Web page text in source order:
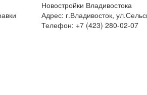
Новостройки Владивостока
Адрес: г.Владивосток,
Телефон: +7 (423) 280-02-07